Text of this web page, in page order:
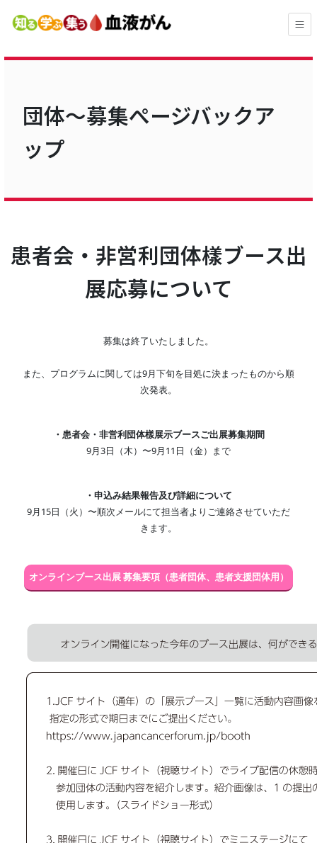
団体～募集ぺージバックア
ップ
患者会・非営利団体樣ブース出
展応募について
募集は終了いたしました。
また、プログラムに関しては9月下旬を目処に決まったものから順
次発表。
・患者会・非営利団体樣展示ブースご出展募集期間
9月3日（木）〜9月11日（金）まで
・申込み結果報告及び詳細について
9月15日（火）〜順次メールにて担当者よりご連絡させていただ
きます。
オンラインブース出展 募集要項（患者団体、患者支援団体用）